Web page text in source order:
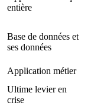
entière
Base de données et
ses données
Application métier
Ultime levier en
crise